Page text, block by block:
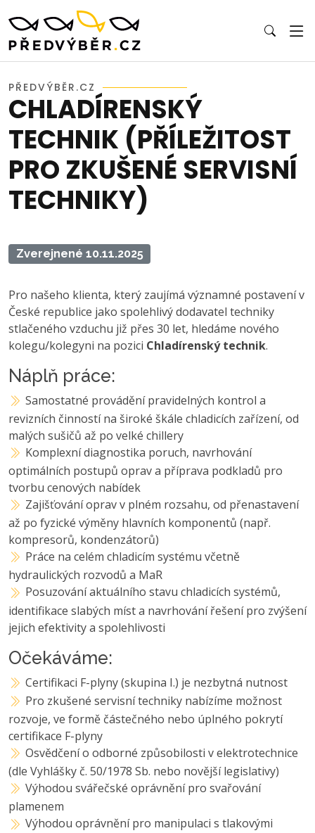
PŘEDVÝBĚR.CZ
CHLADÍRENSKÝ
TECHNIK (PŘÍLEŽITOST
PRO ZKUŠENÉ SERVISNÍ
TECHNIKY)
Zverejnené 10.11.2025
Pro našeho klienta, který zaujímá významné postavení v
České republice jako spolehlivý dodavatel techniky
stlačeného vzduchu již přes 30 let, hledáme nového
kolegu/kolegyni na pozici Chladírenský technik.
Náplň práce:
Samostatné provádění pravidelných kontrol a
revizních činností na široké škále chladicích zařízení, od
malých sušičů až po velké chillery
Komplexní diagnostika poruch, navrhování
optimálních postupů oprav a příprava podkladů pro
tvorbu cenových nabídek
Zajišťování oprav v plném rozsahu, od přenastavení
až po fyzické výměny hlavních komponentů (např.
kompresorů, kondenzátorů)
Práce na celém chladicím systému včetně
hydraulických rozvodů a MaR
Posuzování aktuálního stavu chladicích systémů,
identifikace slabých míst a navrhování řešení pro zvýšení
jejich efektivity a spolehlivosti
Očekáváme:
Certifikaci F-plyny (skupina I.) je nezbytná nutnost
Pro zkušené servisní techniky nabízíme možnost
rozvoje, ve formě částečného nebo úplného pokrytí
certifikace F-plyny
Osvědčení o odborné způsobilosti v elektrotechnice
(dle Vyhlášky č. 50/1978 Sb. nebo novější legislativy)
Výhodou svářečské oprávnění pro svařování
plamenem
Výhodou oprávnění pro manipulaci s tlakovými